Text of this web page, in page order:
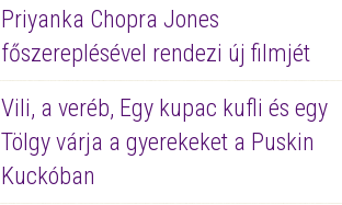
Priyanka Chopra Jones
főszereplésével rendezi új filmjét
Vili, a veréb, Egy kupac kufli és egy
Tölgy várja a gyerekeket a Puskin
Kuckóban